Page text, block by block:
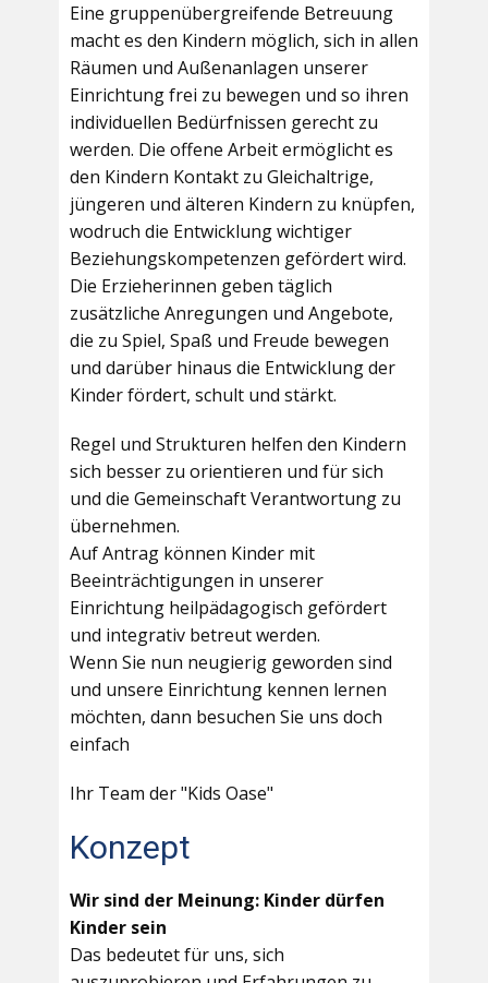
Eine gruppenübergreifende Betreuung
macht es den Kindern möglich, sich in allen
Räumen und Außenanlagen unserer
Einrichtung frei zu bewegen und so ihren
individuellen Bedürfnissen gerecht zu
werden. Die offene Arbeit ermöglicht es
den Kindern Kontakt zu Gleichaltrige,
jüngeren und älteren Kindern zu knüpfen,
wodruch die Entwicklung wichtiger
Beziehungskompetenzen gefördert wird.
Die Erzieherinnen geben täglich
zusätzliche Anregungen und Angebote,
die zu Spiel, Spaß und Freude bewegen
und darüber hinaus die Entwicklung der
Kinder fördert, schult und stärkt.
Regel und Strukturen helfen den Kindern
sich besser zu orientieren und für sich
und die Gemeinschaft Verantwortung zu
übernehmen.
Auf Antrag können Kinder mit
Beeinträchtigungen in unserer
Einrichtung heilpädagogisch gefördert
und integrativ betreut werden.
Wenn Sie nun neugierig geworden sind
und unsere Einrichtung kennen lernen
möchten, dann besuchen Sie uns doch
einfach
Ihr Team der "Kids Oase"
Konzept
Wir sind der Meinung: Kinder dürfen
Kinder sein
Das bedeutet für uns, sich